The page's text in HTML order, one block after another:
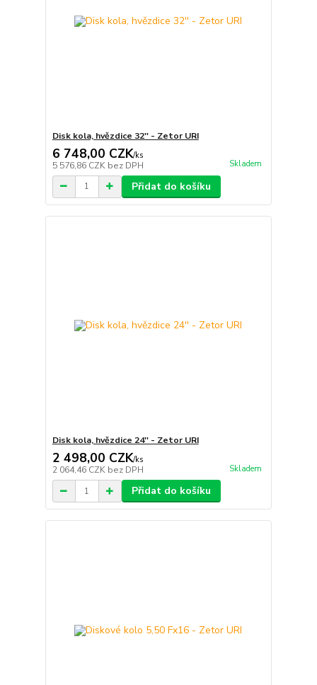
Disk kola, hvězdice 32'' - Zetor URI
6 748,00 CZK/ks
5 576,86 CZK bez DPH Skladem
Přidat do košíku
Disk kola, hvězdice 24'' - Zetor URI
2 498,00 CZK/ks
2 064,46 CZK bez DPH Skladem
Přidat do košíku